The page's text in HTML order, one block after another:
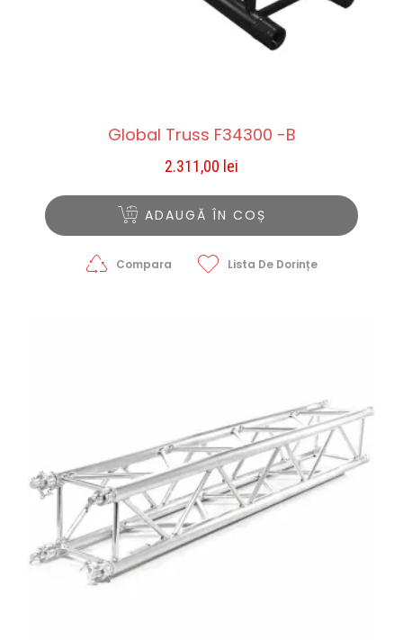
Global Truss F34300 -B
2.311,00 lei
ADAUGĂ ÎN COȘ
Compara Lista De Dorințe